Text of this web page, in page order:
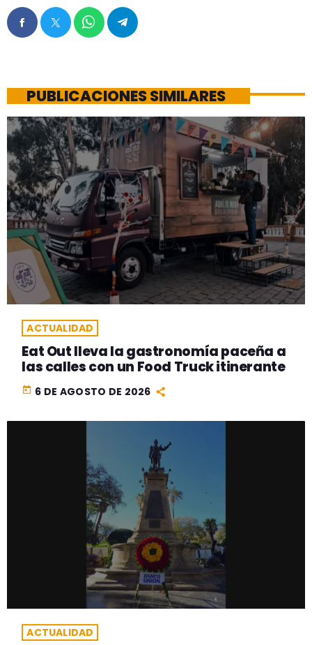
PUBLICACIONES SIMILARES
ACTUALIDAD
Eat Out lleva la gastronomía paceña a
las calles con un Food Truck itinerante
today 6 DE AGOSTO DE 2026
ACTUALIDAD